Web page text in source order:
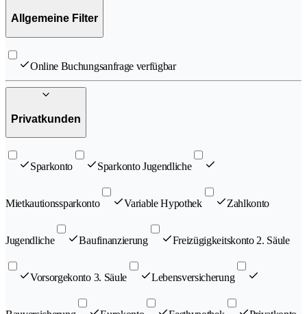
Allgemeine Filter
Online Buchungsanfrage verfügbar
Privatkunden
Sparkonto Sparkonto Jugendliche
Mietkautionssparkonto Variable Hypothek Zahlkonto
Jugendliche Baufinanzierung Freizügigkeitskonto 2. Säule
Vorsorgekonto 3. Säule Lebensversicherung